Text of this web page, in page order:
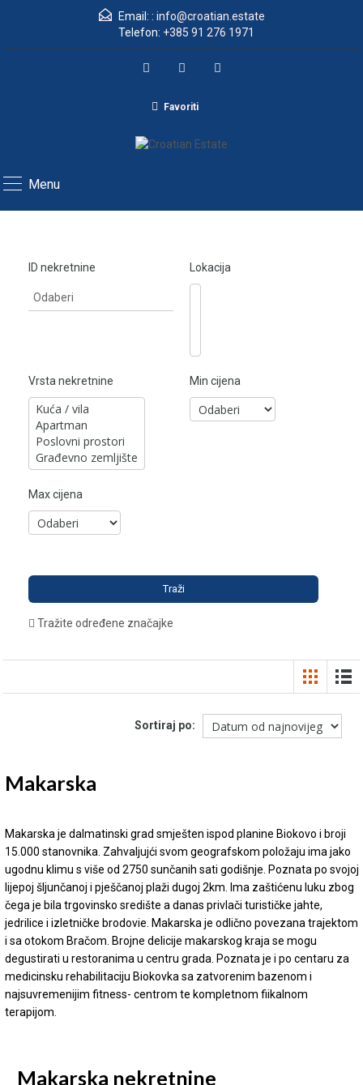
Email: : info@croatian.estate
Telefon: +385 91 276 1971
Favoriti
Menu
ID nekretnine Lokacija
Vrsta nekretnine Min cijena
Max cijena
Tražite određene značajke
Sortiraj po:
Makarska
Makarska je dalmatinski grad smješten ispod planine Biokovo i broji
15.000 stanovnika. Zahvaljujći svom geografskom položaju ima jako
ugodnu klimu s više od 2750 sunčanih sati godišnje. Poznata po svojoj
lijepoj šljunčanoj i pješčanoj plaži dugoj 2km. Ima zaštićenu luku zbog
čega je bila trgovinsko središte a danas privlači turističke jahte,
jedrilice i izletničke brodovie. Makarska je odlično povezana trajektom
i sa otokom Bračom. Brojne delicije makarskog kraja se mogu
degustirati u restoranima u centru grada. Poznata je i po centaru za
medicinsku rehabilitaciju Biokovka sa zatvorenim bazenom i
najsuvremenijim fitness- centrom te kompletnom fiikalnom
terapijom.
Makarska nekretnine